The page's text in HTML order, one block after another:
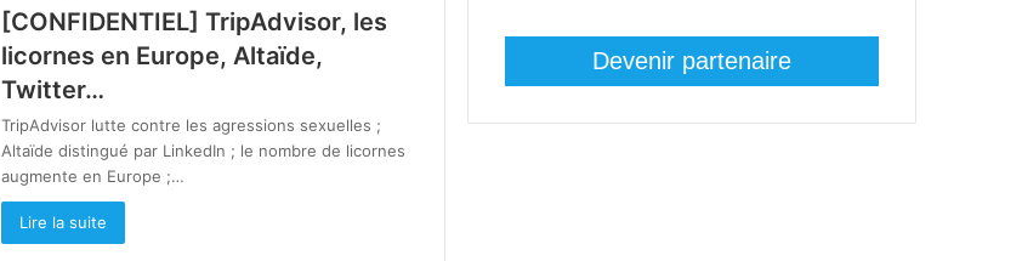
[CONFIDENTIEL] TripAdvisor, les
licornes en Europe, Altaïde,
Twitter…
TripAdvisor lutte contre les agressions sexuelles ;
Altaïde distingué par LinkedIn ; le nombre de licornes
augmente en Europe ;…
Lire la suite
Devenir partenaire